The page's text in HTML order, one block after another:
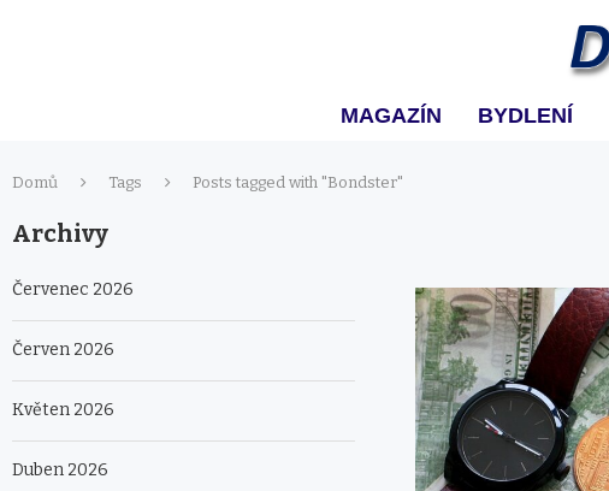
MAGAZÍN BYDLENÍ
Domů Tags Posts tagged with "Bondster"
Archivy
Červenec 2026
Červen 2026
Květen 2026
Duben 2026